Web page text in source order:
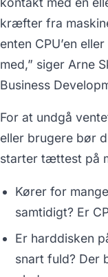
kræfter fra
enten CPU’en
med,” siger Arne
Business
For at undgå
eller brugere bør
starter tættest på
Kører for
samtidigt? Er
Er harddisken
snart fuld? Der